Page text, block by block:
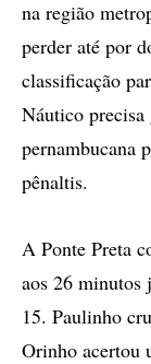
na região
perder até por
classificação
Náutico
pernambucana
pênaltis.
A Ponte Preta
aos 26 minutos
15. Paulinho
Orinho acertou